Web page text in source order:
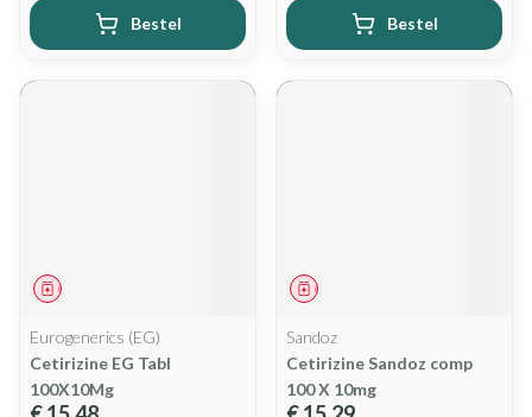
Bestel Bestel
Geneesmiddel
Eurogenerics (EG)
Cetirizine EG Tabl
100X10Mg
Geneesmiddel
Sandoz
Cetirizine Sandoz comp
100 X 10mg